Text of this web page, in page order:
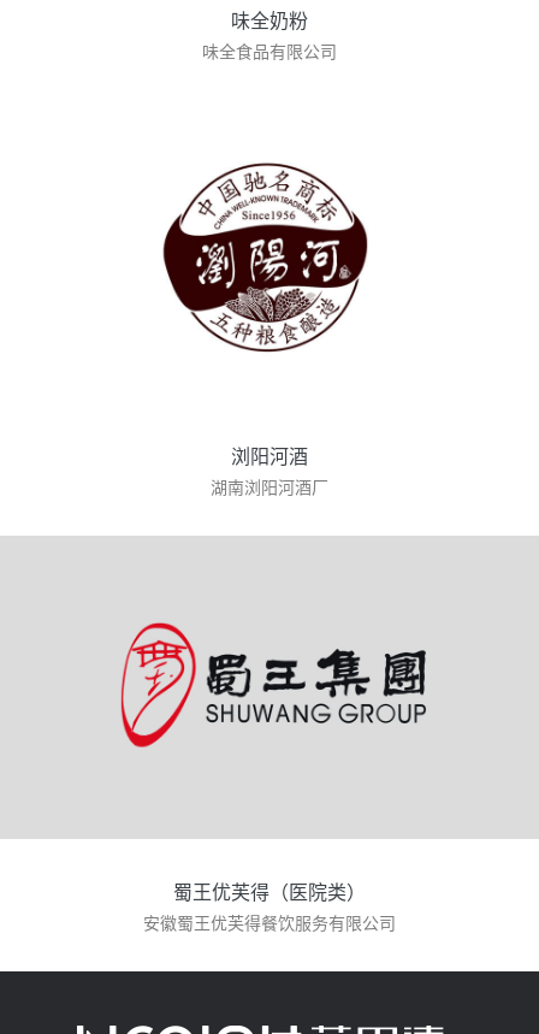
味全奶粉
味全食品有限公司
浏阳河酒
湖南浏阳河酒厂
蜀王优芙得（医院类）
安徽蜀王优芙得餐饮服务有限公司